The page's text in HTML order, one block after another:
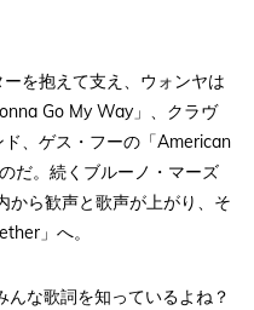
を抱えて支え、ウォンヤは
Go My Way」、クラヴ
、ゲス・フーの「American
だ。続くブルーノ・マーズ
から歓声と歌声が上がり、そ
」へ。
な歌詞を知っているよね？